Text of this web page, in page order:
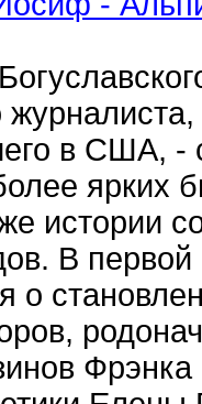
в США, -
ярких
истории
В первой
о
Фрэнка